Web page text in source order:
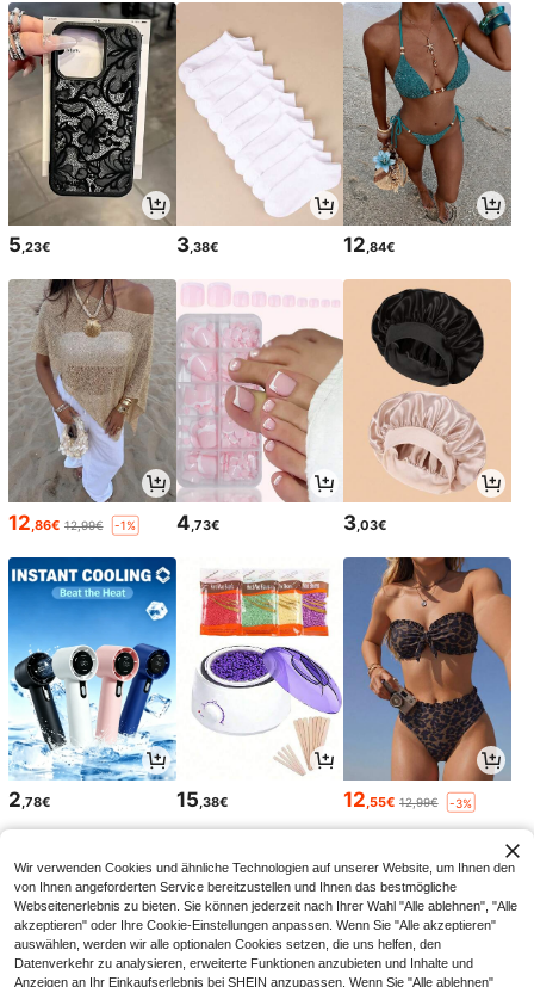
5,23€ 3,38€ 12,84€
12 ,86€ 12,99€ -1% 4 ,73€ 3 ,03€
2 ,78€ 15 ,38€ 12 ,55€ 12,99€ -3%
Wir verwenden Cookies und ähnliche Technologien auf unserer Website, um Ihnen den
von Ihnen angeforderten Service bereitzustellen und Ihnen das bestmögliche
Webseitenerlebnis zu bieten. Sie können jederzeit nach Ihrer Wahl "Alle ablehnen", "Alle
akzeptieren" oder Ihre Cookie-Einstellungen anpassen. Wenn Sie "Alle akzeptieren"
auswählen, werden wir alle optionalen Cookies setzen, die uns helfen, den
Datenverkehr zu analysieren, erweiterte Funktionen anzubieten und Inhalte und
Anzeigen an Ihr Einkaufserlebnis bei SHEIN anzupassen. Wenn Sie "Alle ablehnen"